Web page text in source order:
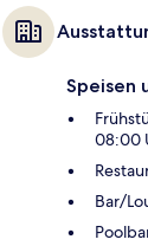
Speisen
08:00
Bar/